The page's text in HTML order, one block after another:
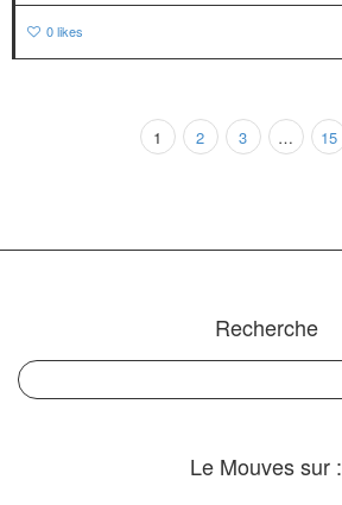
0likes
1 2 3 … 15
Recherche
Le Mouves sur :